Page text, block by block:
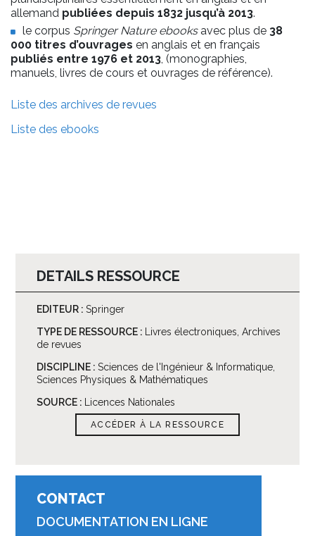
allemand publiées depuis 1832 jusqu’à 2013.
le corpus Springer Nature ebooksavec plus de 38
000 titres d’ouvrages en anglais et en français
publiés entre 1976 et 2013, (monographies,
manuels, livres de cours et ouvrages de référence).
Liste des archives de revues
Liste des ebooks
DETAILS RESSOURCE
EDITEUR :Springer
TYPE DE RESSOURCE :
Livres électroniques, Archives
de revues
DISCIPLINE :Sciences de l'Ingénieur & Informatique,
Sciences Physiques & Mathématiques
SOURCE :
Licences Nationales
ACCÉDER À LA RESSOURCE
CONTACT
DOCUMENTATION EN LIGNE